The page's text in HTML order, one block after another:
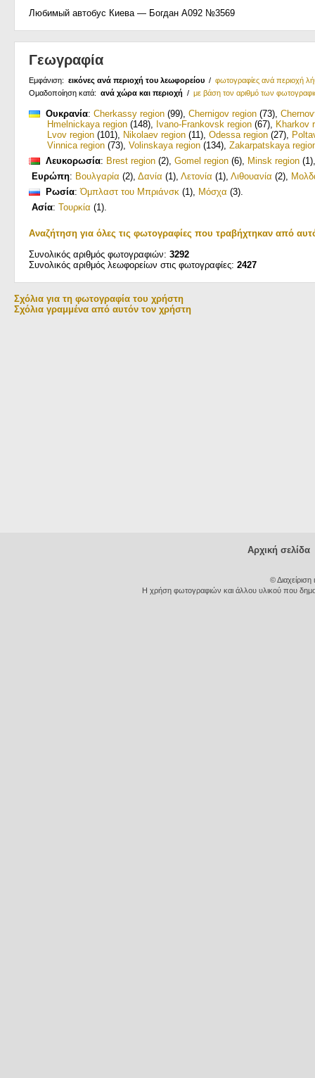
Любимый автобус Киева — Богдан А092 №3569
Γεωγραφία
Εμφάνιση: εικόνες ανά περιοχή του λεωφορείου / φωτογραφίες ανά περιοχή
Ομαδοποίηση κατά: ανά χώρα και περιοχή / με βάση τον αριθμό των
Ουκρανία: Cherkassy region (99), Chernigov region (73),
Hmelnickaya region (148), Ivano-Frankovsk region (67), Kharkov
Lvov region (101), Nikolaev region (11), Odessa region (27),
Vinnica region (73), Volinskaya region (134), Zakarpatskaya
Λευκορωσία: Brest region (2), Gomel region (6), Minsk region (1)
Ευρώπη: Βουλγαρία (2), Δανία (1), Λετονία (1), Λιθουανία (2),
Ρωσία:Όμπλαστ του Μπριάνσκ (1), Μόσχα (3).
Ασία: Τουρκία (1).
Αναζήτηση για όλες τις φωτογραφίες που τραβήχτηκαν από
Συνολικός αριθμός φωτογραφιών: 3292
Συνολικός αριθμός λεωφορείων στις φωτογραφίες: 2427
Σχόλια για τη φωτογραφία του χρήστη
Σχόλια γραμμένα από αυτόν τον χρήστη
Αρχική σελίδα
©
Η χρήση φωτογραφιών και άλλου υλικού που